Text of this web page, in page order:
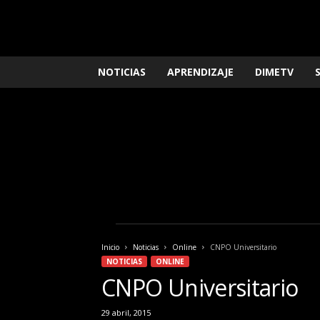
o
a
s
NOTICIAS APRENDIZAJE DIMETV
Inicio Noticias Online
CNPO Universitario
NOTICIAS
ONLINE
CNPO Universitario
29 abril, 2015